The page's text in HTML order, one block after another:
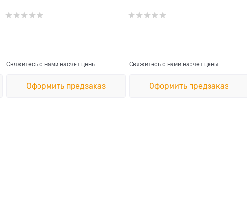
Свяжитесь с нами насчет цены
Оформить предзаказ
Свяжитесь с нами насчет цены
Оформить предзаказ